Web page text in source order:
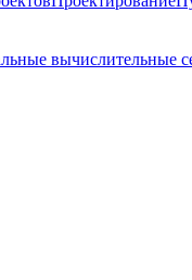
вычислительные